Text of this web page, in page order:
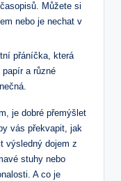
Můžete si
nebo je nechat v
přáníčka, která
a různé
je dobré přemýšlet
vás překvapit, jak
výsledný dojem z
stuhy nebo
A co je